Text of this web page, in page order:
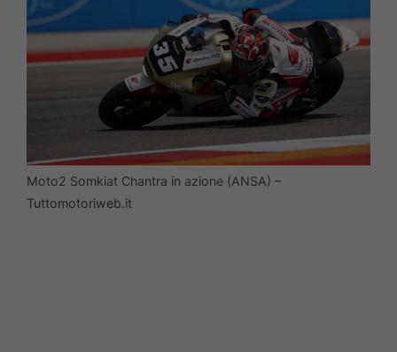
Moto2 Somkiat Chantra in azione (ANSA) –
Tuttomotoriweb.it